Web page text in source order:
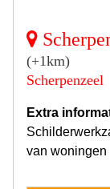
(+1km)
Scherpenzeel
Extra
van woningen